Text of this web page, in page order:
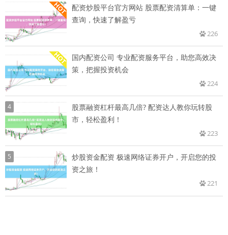
配资炒股平台官方网站 股票配资清算单：一键
查询，快速了解盈亏
226
国内配资公司 专业配资服务平台，助您高效决
策，把握投资机会
224
4
股票融资杠杆最高几倍? 配资达人教你玩转股
市，轻松盈利！
223
5
炒股资金配资 极速网络证券开户，开启您的投
资之旅！
221